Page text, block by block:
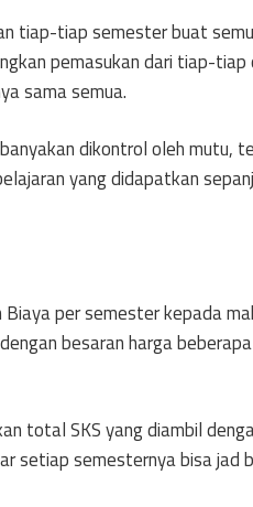
tiap-tiap semester buat
pemasukan dari tiap-
sama semua.
dikontrol oleh
yang didapatkan
per semester kepada
besaran harga
total SKS yang diambil
setiap semesternya bisa jad